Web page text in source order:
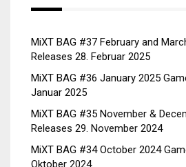
MiXT BAG #37 February and
Releases 28. Februar 2025
MiXT BAG #36 January 2025
Januar 2025
MiXT BAG #35 November &
Releases 29. November 2024
MiXT BAG #34 October 2024
Oktober 2024